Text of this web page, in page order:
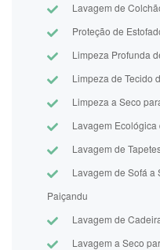
Lavagem de
Proteção de
Limpeza Profunda
Limpeza de Tecido
Limpeza a Seco
Lavagem
Lavagem de
Lavagem de Sofá a
Paiçandu
Lavagem de
Lavagem a Seco